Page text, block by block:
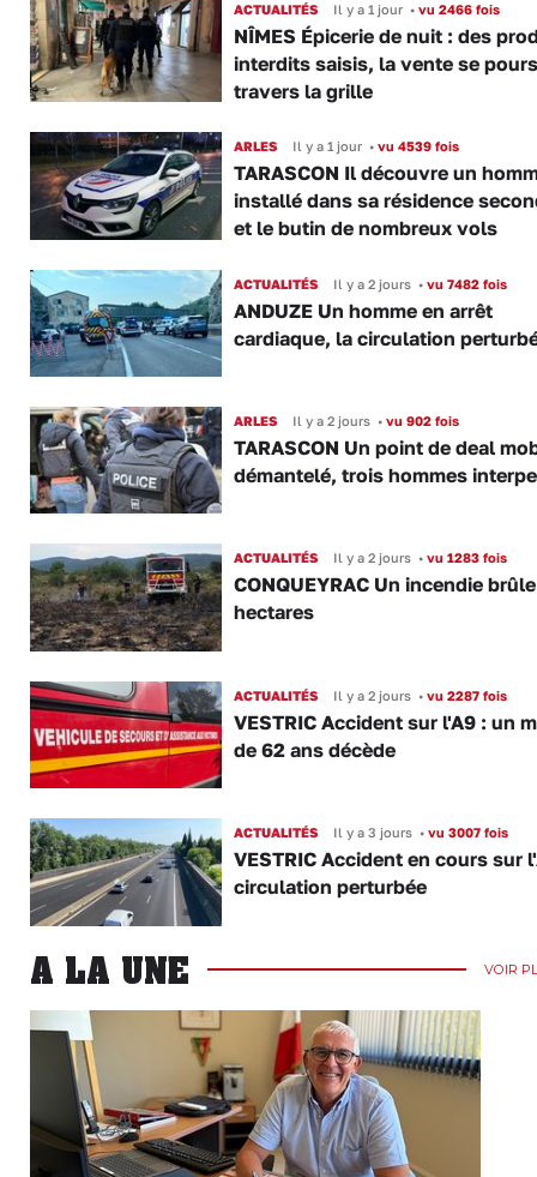
ACTUALITÉS Il y a 1 jour •vu 2466 fois
NÎMES Épicerie de nuit : des
interdits saisis, la vente se
travers la grille
ARLES Il y a 1 jour •vu 4539 fois
TARASCON Il découvre un
installé dans sa résidence
et le butin de nombreux vols
ACTUALITÉS Il y a 2 jours •vu 7482 fois
ANDUZE Un homme en arrêt
cardiaque, la circulation
ARLES Il y a 2 jours •vu 902 fois
TARASCON Un point de deal
démantelé, trois hommes
ACTUALITÉS Il y a 2 jours •vu 1283 fois
CONQUEYRAC Un incendie
hectares
ACTUALITÉS Il y a 2 jours •vu 2287 fois
VESTRIC Accident sur l'A9 : un
de 62 ans décède
ACTUALITÉS Il y a 3 jours •vu 3007 fois
VESTRIC Accident en cours sur
circulation perturbée
A LA UNE VOIR